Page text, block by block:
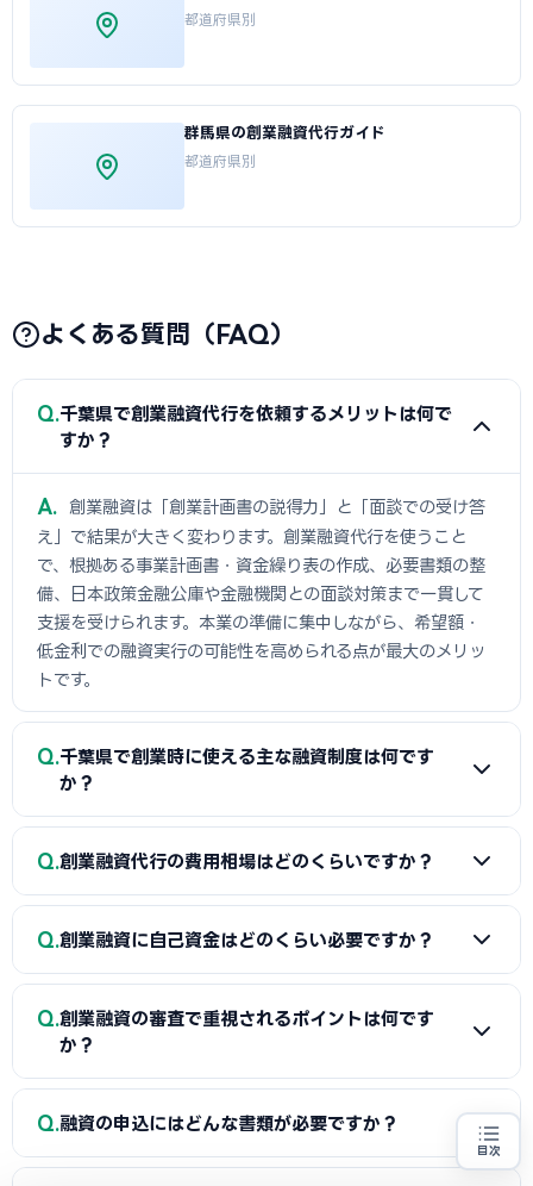
都道府県別
群馬県の創業融資代行ガイド
都道府県別
よくある質問（FAQ）
Q 千葉県で創業融資代行を依頼するメリットは何で
すか？
A
創業融資は「創業計画書の説得力」と「面談での受け答
え」で結果が大きく変わります。創業融資代行を使うこと
で、根拠ある事業計画書・資金繰り表の作成、必要書類の整
備、日本政策金融公庫や金融機関との面談対策まで一貫して
支援を受けられます。本業の準備に集中しながら、希望額・
低金利での融資実行の可能性を高められる点が最大のメリッ
トです。
Q 千葉県で創業時に使える主な融資制度は何です
か？
A
日本政策金融公庫の「新規開業資金」、信用保証協会の
薦の「マル経融資」などが中心です。実績の浅い創業期で
も、原則無担保・無保証人で利用できる制度が複数ありま
Q 創業融資代行の費用相場はどのくらいですか？
A
一般的に「着手金（無料〜数万円）＋成功報酬（融資実
所もあります。融資額や難易度で異なるため、契約前に見積
もりと報酬条件を必ず確認しましょう。当サイトでは千葉県
に対応した実績豊富な専門家を無料でご紹介しています。
Q 創業融資に自己資金はどのくらい必要ですか？
A
制度上の自己資金要件は緩和傾向にありますが、実務で
は希望融資額の1〜3割程度の自己資金があると審査で有利と
歴」です。通帳で計画的な資金準備を示せると評価が高まり
ます。一時的な借入による見せ金は逆効果なので避けましょ
Q 創業融資の審査で重視されるポイントは何です
か？
A
①自己資金の額と出所、②事業の経験・スキル、③創業
計画書の具体性と返済の見通し、の3点が特に重視されます。
千葉県の市場環境や自身の強みを踏まえた、堅実かつ実現可
Q 融資の申込にはどんな書類が必要ですか？
目次
創業融資の代行をお探しの方 地域・業種から選べる